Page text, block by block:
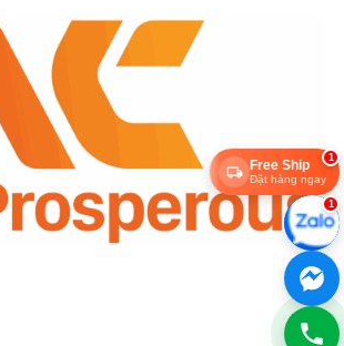
1
Free Ship
Đặt hàng ngay
1